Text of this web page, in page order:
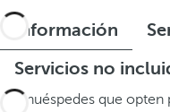
Información
Servicios no
Los huéspedes que